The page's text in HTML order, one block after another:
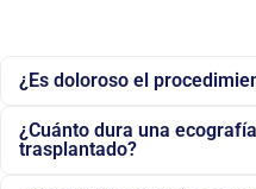
¿Es doloroso el
¿Cuánto dura una
trasplantado?